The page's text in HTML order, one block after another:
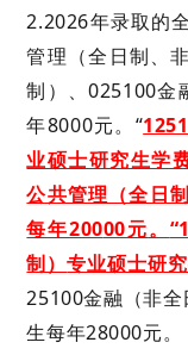
2.2026年录取的
管理（全日制、
制） 、025100金
年8000元。 “
业硕士研究生学
公共管理（全日
每年20000元。
制）专业硕士研
25100金融（非全
生每年28000元。